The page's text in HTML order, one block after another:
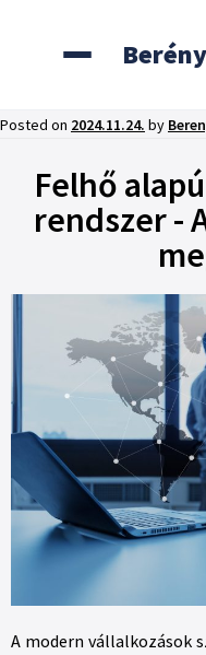
Posted on 2024.11.24. by
Felhő
rendszer -
A modern vállalkozások